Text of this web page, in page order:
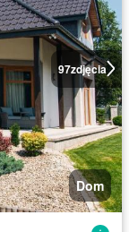
97zdjęcia
Dom